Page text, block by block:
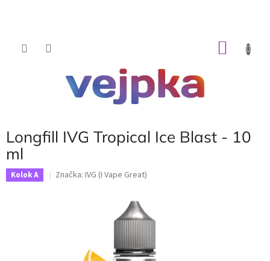
Longfill IVG Tropical Ice Blast - 10
ml
Kolok A Značka: IVG (I Vape Great)